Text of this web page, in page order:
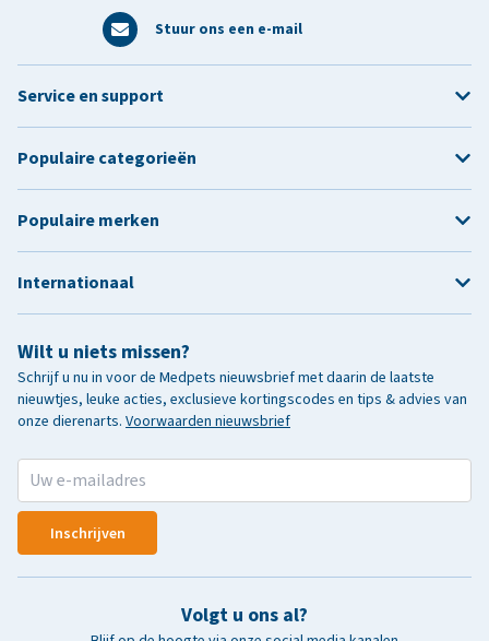
Stuur ons een e-mail
Wilt u niets missen?
Schrijf u nu in voor de Medpets nieuwsbrief met daarin de laatste
nieuwtjes, leuke acties, exclusieve kortingscodes en tips & advies van
onze dierenarts. Voorwaarden nieuwsbrief
Inschrijven
Volgt u ons al?
Service en support
Populaire categorieën
Populaire merken
Internationaal